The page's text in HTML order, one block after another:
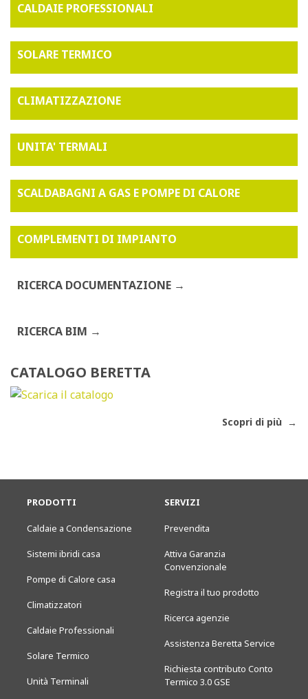
CALDAIE PROFESSIONALI
SOLARE TERMICO
CLIMATIZZAZIONE
UNITA' TERMALI
SCALDABAGNI A GAS E POMPE DI CALORE
COMPLEMENTI DI IMPIANTO
RICERCA DOCUMENTAZIONE
RICERCA BIM
CATALOGO BERETTA
Scopri di più
PRODOTTI
Caldaie a Condensazione
Sistemi ibridi casa
Pompe di Calore casa
Climatizzatori
Caldaie Professionali
Solare Termico
Unità Terminali
SERVIZI
Prevendita
Attiva Garanzia
Convenzionale
Registra il tuo prodotto
Ricerca agenzie
Assistenza Beretta Service
Richiesta contributo Conto
Termico 3.0 GSE